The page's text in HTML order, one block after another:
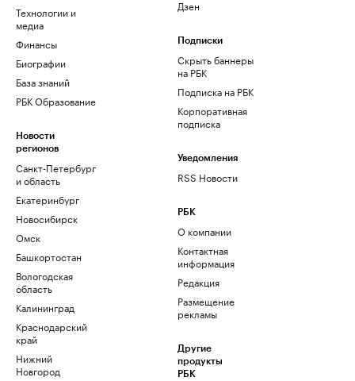
Технологии и
медиа
Финансы
Биографии
База знаний
РБК Образование
Новости
регионов
Санкт-Петербург
и область
Екатеринбург
Новосибирск
Омск
Башкортостан
Вологодская
область
Калининград
Краснодарский
край
Нижний
Новгород
Дзен
Подписки
Скрыть баннеры
на РБК
Подписка на РБК
Корпоративная
подписка
Уведомления
RSS Новости
РБК
О компании
Контактная
информация
Редакция
Размещение
рекламы
Другие
продукты
РБК